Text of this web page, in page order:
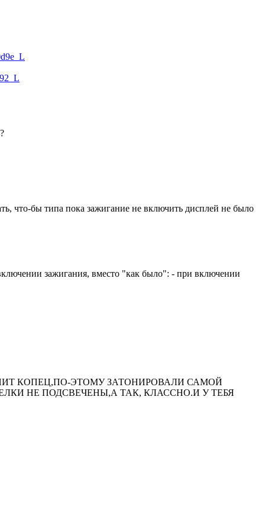
что-бы типа пока зажигание не включить дисплей не было
зажигания, вместо "как было": - при включении
КОПЕЦ,ПО-ЭТОМУ ЗАТОНИРОВАЛИ САМОЙ
НЕ ПОДСВЕЧЕНЫ,А ТАК, КЛАССНО.И У ТЕБЯ